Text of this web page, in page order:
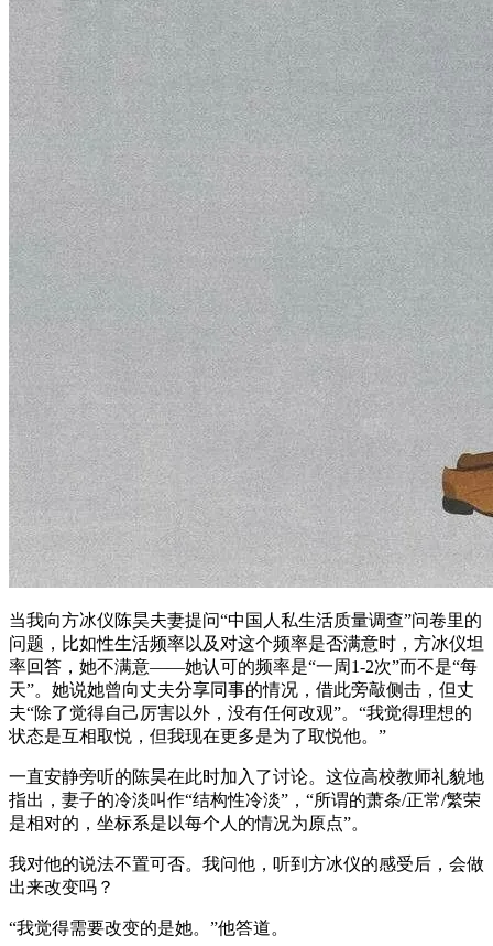
当我向方冰仪陈昊夫妻提问“中国人私生活质量调查”问卷里的
问题，比如性生活频率以及对这个频率是否满意时，方冰仪坦
率回答，她不满意——她认可的频率是“一周1-2次”而不是“每
天”。她说她曾向丈夫分享同事的情况，借此旁敲侧击，但丈
夫“除了觉得自己厉害以外，没有任何改观”。“我觉得理想的
状态是互相取悦，但我现在更多是为了取悦他。”
一直安静旁听的陈昊在此时加入了讨论。这位高校教师礼貌地
指出，妻子的冷淡叫作“结构性冷淡”，“所谓的萧条/正常/繁荣
是相对的，坐标系是以每个人的情况为原点”。
我对他的说法不置可否。我问他，听到方冰仪的感受后，会做
出来改变吗？
“我觉得需要改变的是她。”他答道。